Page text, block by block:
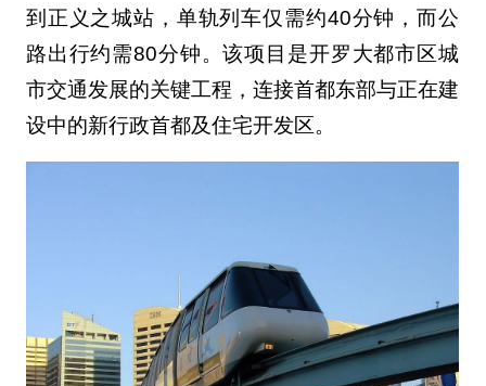
到正义之城站，单轨列车仅需约40分钟，而公
路出行约需80分钟。该项目是开罗大都市区城
市交通发展的关键工程，连接首都东部与正在建
设中的新行政首都及住宅开发区。